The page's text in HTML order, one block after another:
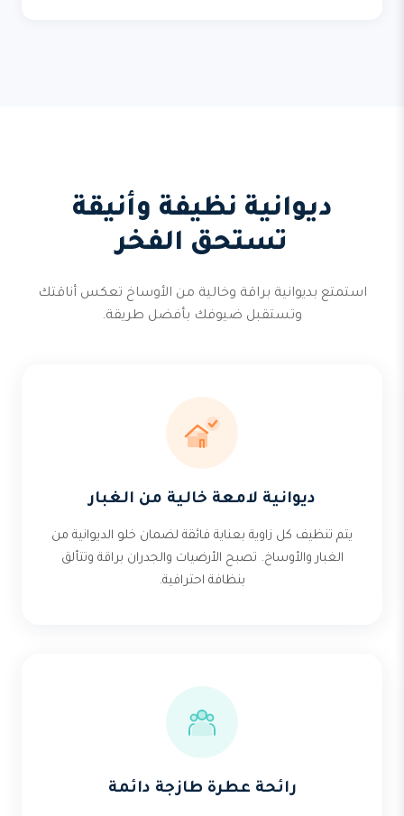
ديوانية نظيفة وأنيقة
تستحق الفخر
استمتع بديوانية براقة وخالية من الأوساخ تعكس أناقتك
وتستقبل ضيوفك بأفضل طريقة.
ديوانية لامعة خالية من الغبار
يتم تنظيف كل زاوية بعناية فائقة لضمان خلو الديوانية من
الغبار والأوساخ. تصبح الأرضيات والجدران براقة وتتألق
بنظافة احترافية.
رائحة عطرة طازجة دائمة